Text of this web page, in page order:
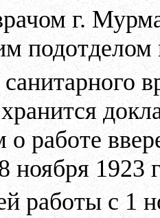
г.
подотделом
ноября 1923
работы с 1